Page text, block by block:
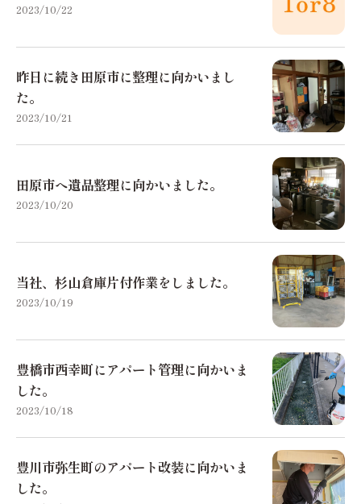
2023/10/22
昨日に続き田原市に整理に向かいまし
た。
2023/10/21
田原市へ遺品整理に向かいました。
2023/10/20
当社、杉山倉庫片付作業をしました。
2023/10/19
豊橋市西幸町にアパート管理に向かいま
した。
2023/10/18
豊川市弥生町のアパート改装に向かいま
した。